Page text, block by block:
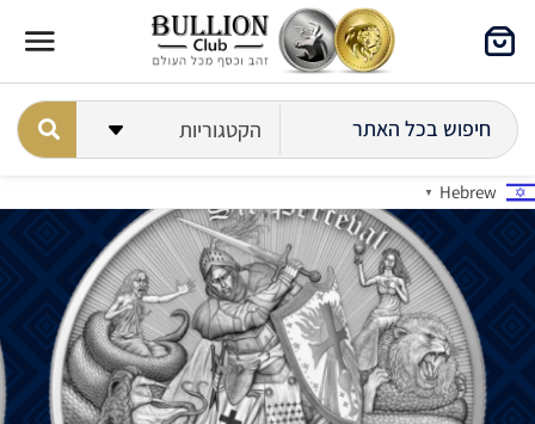
Hebrew
▼